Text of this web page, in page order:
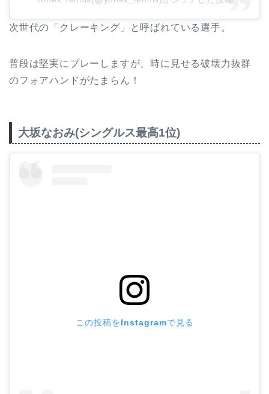
次世代の「クレーキング」と呼ばれている選手。
普段は堅実にプレーしますが、時に見せる破壊力抜群
のフォアハンドがたまらん！
大坂なおみ(シングルス最高1位)
この投稿をInstagramで見る